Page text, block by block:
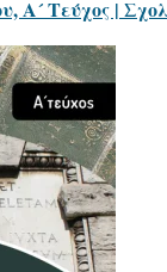
Α´ Τεύχος |